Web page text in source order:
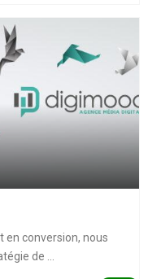
en conversion, nous
de ...